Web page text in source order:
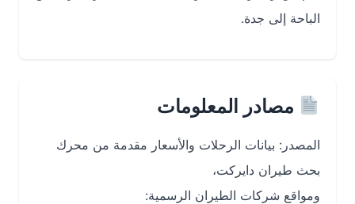
الباحة إلى جدة.
مصادر المعلومات
المصدر: بيانات الرحلات والأسعار مقدمة من محرك
بحث طيران دايركت،
ومواقع شركات الطيران الرسمية: